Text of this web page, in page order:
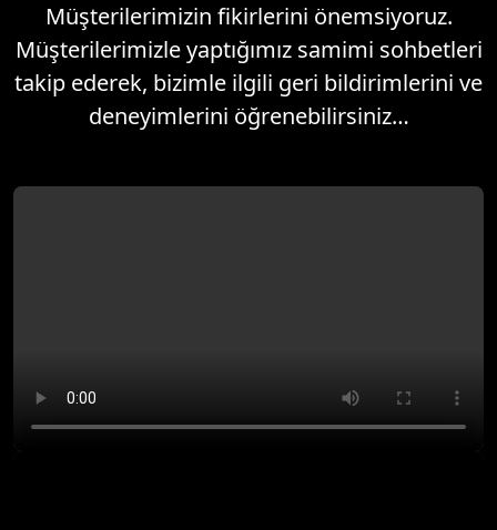
Müşterilerimizin fikirlerini önemsiyoruz.
Müşterilerimizle yaptığımız samimi sohbetleri
takip ederek, bizimle ilgili geri bildirimlerini ve
deneyimlerini öğrenebilirsiniz…